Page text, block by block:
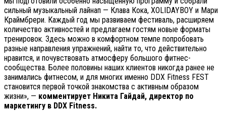
сильный музыкальный лайнап — Клава Кока, XOLIDAYBOY и Мари
Краймбрери. Каждый год мы развиваем фестиваль, расширяем
количество активностей и предлагаем гостям новые форматы
тренировок. Здесь можно в комфортном темпе попробовать
разные направления упражнений, найти то, что действительно
нравится, и почувствовать атмосферу большого фитнес-
сообщества. Более половины наших клиентов никогда ранее не
занимались фитнесом, и для многих именно DDX Fitness FEST
становится первой точкой знакомства с активным образом
жизни», — комментирует Никита Гайдай, директор по
маркетингу в DDX Fitness.